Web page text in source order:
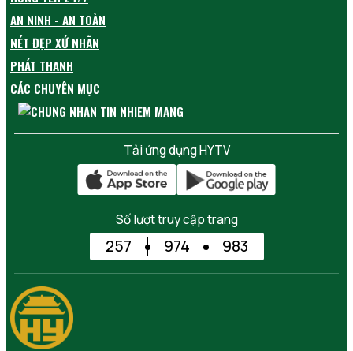
AN NINH - AN TOÀN
NÉT ĐẸP XỨ NHÃN
PHÁT THANH
CÁC CHUYÊN MỤC
Tải ứng dụng HYTV
Số lượt truy cập trang
257 974 983